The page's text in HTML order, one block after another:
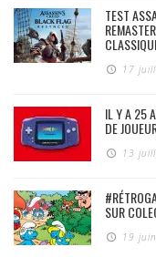
TEST
17
IL Y A 25
DE
13
SUR
19